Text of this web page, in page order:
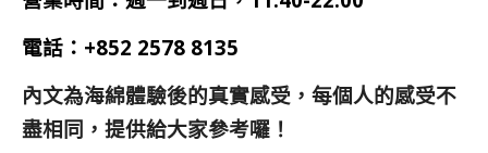
電話： +852 2578 8135
內文為海綿體驗後的真實感受，每個人的感受不
盡相同，提供給大家參考囉！